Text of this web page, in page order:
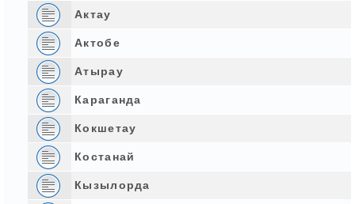
Актау
Актобе
Атырау
Караганда
Кокшетау
Костанай
Кызылорда